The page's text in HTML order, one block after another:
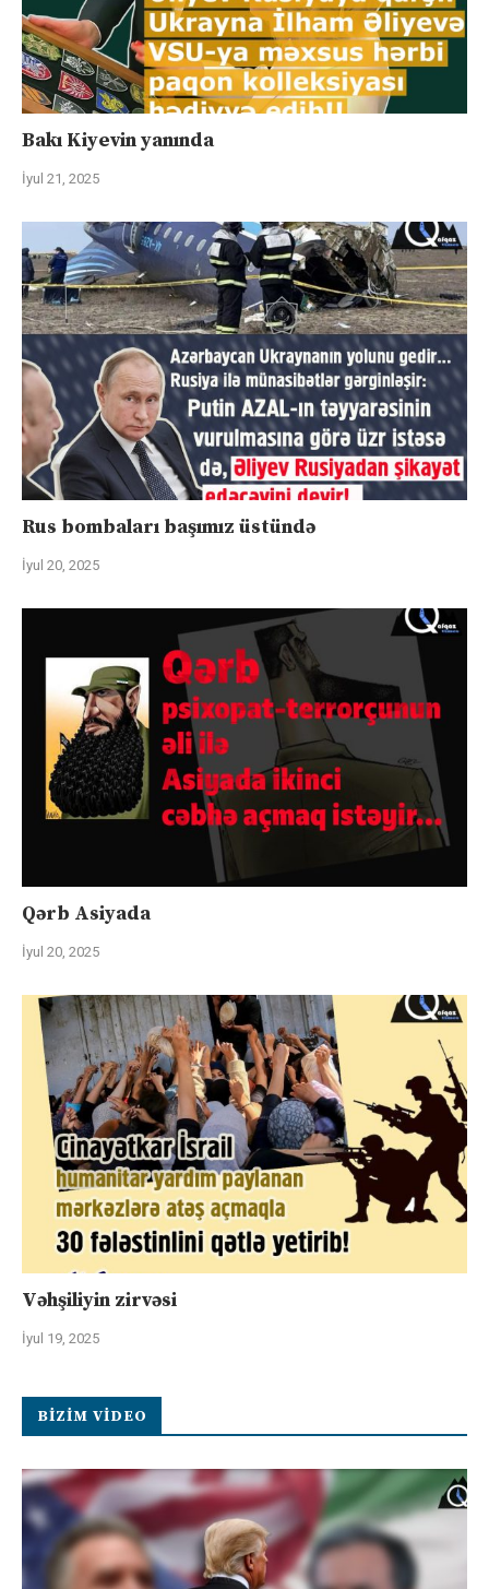
Bakı Kiyevin yanında
İyul 21, 2025
Rus bombaları başımız üstündə
İyul 20, 2025
Qərb Asiyada
İyul 20, 2025
Vəhşiliyin zirvəsi
İyul 19, 2025
BIZIM VIDEO